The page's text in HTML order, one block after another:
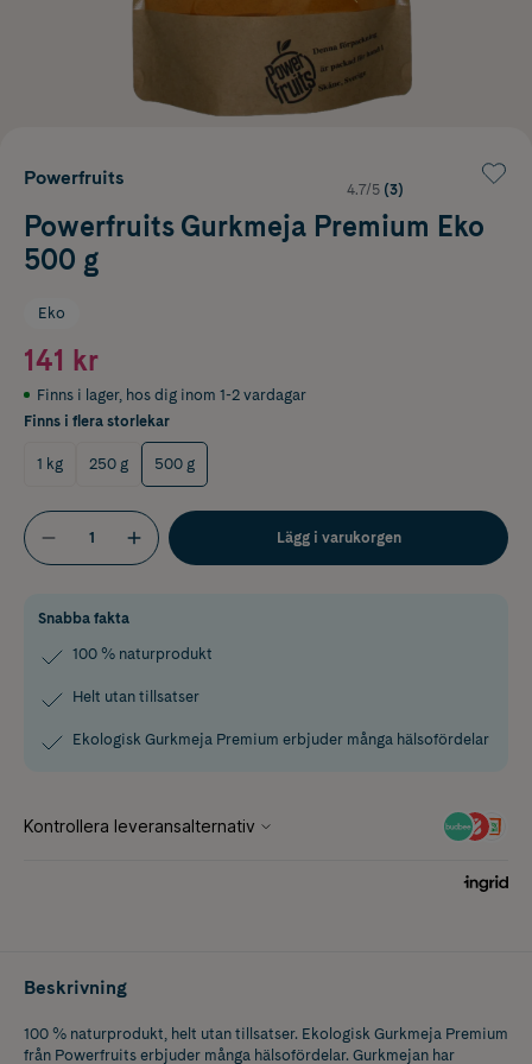
Powerfruits
4.7/5 (3)
Powerfruits Gurkmeja Premium Eko
500 g
Eko
141 kr
Finns i lager, hos dig inom 1-2 vardagar
Finns i flera storlekar
1 kg 250 g 500 g
Lägg i varukorgen
Snabba fakta
100 % naturprodukt
Helt utan tillsatser
Ekologisk Gurkmeja Premium erbjuder många hälsofördelar
Beskrivning
100 % naturprodukt, helt utan tillsatser. Ekologisk Gurkmeja Premium
från Powerfruits erbjuder många hälsofördelar. Gurkmejan har